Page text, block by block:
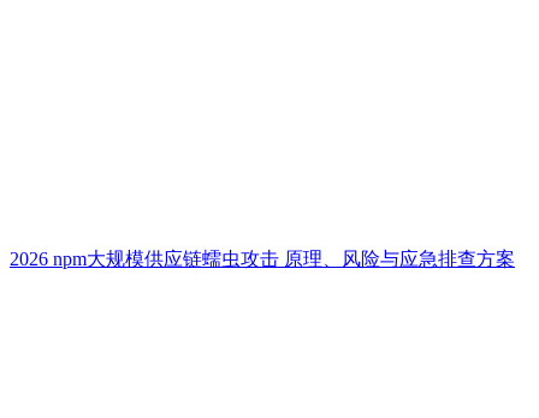
2026 npm大规模供应链蠕虫攻击 原理、风险与应急排查方案